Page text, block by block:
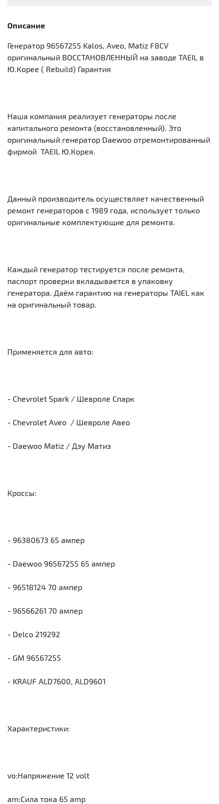
Описание
Генератор 96567255 Kalos, Aveo, Matiz F8CV
оригинальный ВОССТАНОВЛЕННЫЙ на заводе TAEIL в
Ю.Корее ( Rebuild) Гарантия
Наша компания реализует генераторы после
капитального ремонта (восстановленный). Это
оригинальный генератор Daewoo отремонтированный
фирмой TAEIL Ю.Корея.
Данный производитель осуществляет качественный
ремонт генераторов с 1989 года, использует только
оригинальные комплектующие для ремонта.
Каждый генератор тестируется после ремонта,
паспорт проверки вкладывается в упаковку
генератора. Даём гарантию на генераторы TAIEL как
на оригинальный товар.
Применяется для авто:
- Chevrolet Spark / Шевроле Спарк
- Chevrolet Aveo / Шевроле Авео
- Daewoo Matiz / Дэу Матиз
Кроссы:
- 96380673 65 ампер
- Daewoo 96567255 65 ампер
- 96518124 70 ампер
- 96566261 70 ампер
- Delco 219292
- GM 96567255
- KRAUF ALD7600, ALD9601
Характеристики:
vo:Напряжение 12 volt
am:Сила тока 65 amp